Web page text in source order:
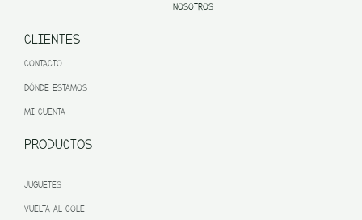
NOSOTROS
CLIENTES
CONTACTO
DÓNDE ESTAMOS
MI CUENTA
PRODUCTOS
JUGUETES
VUELTA AL COLE